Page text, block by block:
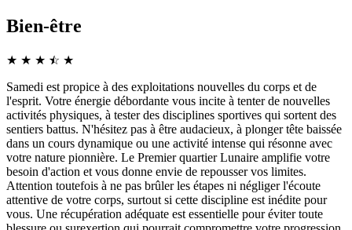
Bien-être
★ ★ ★ ☆
★ ★
Samedi est propice à des exploitations nouvelles du corps et de
l'esprit. Votre énergie débordante vous incite à tenter de nouvelles
activités physiques, à tester des disciplines sportives qui sortent des
sentiers battus. N'hésitez pas à être audacieux, à plonger tête baissée
dans un cours dynamique ou une activité intense qui résonne avec
votre nature pionnière. Le Premier quartier Lunaire amplifie votre
besoin d'action et vous donne envie de repousser vos limites.
Attention toutefois à ne pas brûler les étapes ni négliger l'écoute
attentive de votre corps, surtout si cette discipline est inédite pour
vous. Une récupération adéquate est essentielle pour éviter toute